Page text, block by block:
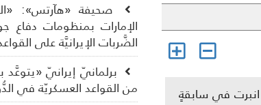
انبرت في سابقةٍ
صحيفة «هآرتس»:
الإمارات بمنظومات دفاع
الضَّربات الإيرانيَّة على
برلمانيّ إيرانيّ «يتوعَّد
من القواعد العسكريّة في